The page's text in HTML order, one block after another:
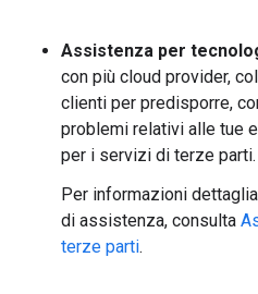
Assistenza per
con più cloud provider,
clienti per predisporre,
problemi relativi alle tue
per i servizi di terze parti.
Per informazioni
di assistenza, consulta
terze parti.